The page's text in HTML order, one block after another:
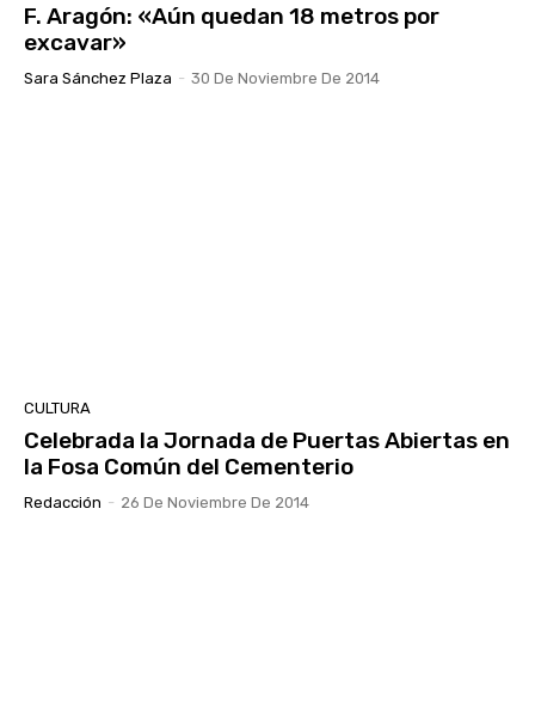
F. Aragón: «Aún quedan 18 metros por
excavar»
Sara Sánchez Plaza - 30 De Noviembre De 2014
CULTURA
Celebrada la Jornada de Puertas Abiertas en
la Fosa Común del Cementerio
Redacción - 26 De Noviembre De 2014